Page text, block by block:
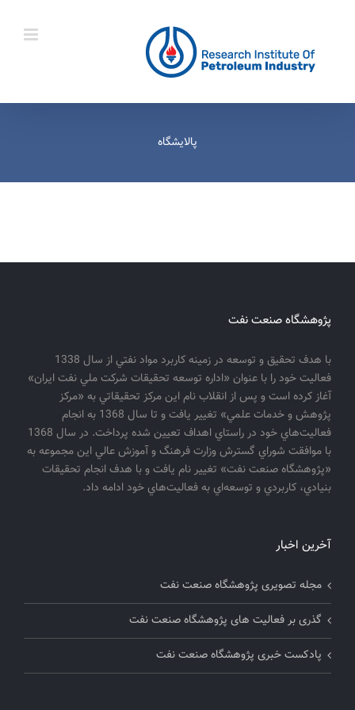
پالایشگاه
پژوهشگاه صنعت نفت
با هدف تحقيق و توسعه در زمينه كاربرد مواد نفتي از سال 1338
فعاليت خود را با عنوان «اداره توسعه تحقيقات شركت ملي نفت ايران»
آغاز كرده است و پس از انقلاب نام اين مركز تحقيقاتي به «مركز
پژوهش و خدمات علمي» تغيير يافت و تا سال 1368 به انجام
فعاليت‌هاي خود در راستاي اهداف تعيين شده پرداخت. در سال 1368
با موافقت شوراي گسترش وزارت فرهنگ و آموزش عالي اين مجموعه به
«پژوهشگاه صنعت نفت» تغيير نام يافت و با هدف انجام تحقيقات
بنيادي، كاربردي و توسعه‌اي به فعاليت‌هاي خود ادامه داد.
آخرین اخبار
مجله تصویری پژوهشگاه صنعت نفت
گذری بر فعالیت های پژوهشگاه صنعت نفت
پادکست خبری پژوهشگاه صنعت نفت